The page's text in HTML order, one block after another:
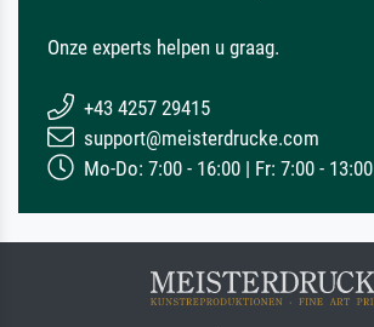
Onze experts helpen u graag.
+43 4257 29415
support@meisterdrucke.com
Mo-Do: 7:00 - 16:00 | Fr: 7:00 - 13:00